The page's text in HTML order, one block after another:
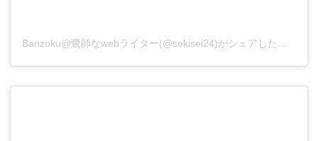
Banzoku@鷺師なwebライター(@sekisei24)がシェアした投稿